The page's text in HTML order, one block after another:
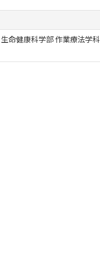
生命健康科学部 作業療法学科